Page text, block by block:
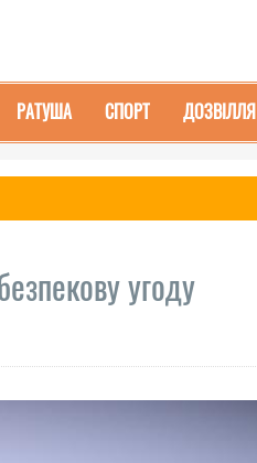
РАТУША СПОРТ ДОЗВІЛЛЯ
угоду